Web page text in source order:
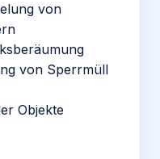
von
von Sperrmüll
Objekte